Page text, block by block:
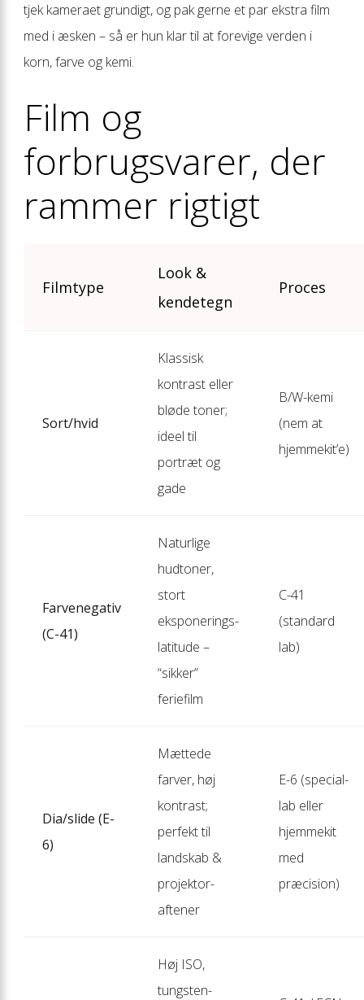
tjek kameraet grundigt, og pak gerne et par ekstra film
med i æsken – så er hun klar til at forevige verden i
korn, farve og kemi.
Film og
forbrugsvarer, der
rammer rigtigt
Filmtype
Look &
kendetegn
Proces
Sort/hvid
Klassisk
kontrast eller
bløde toner;
ideel til
portræt og
gade
B/W-kemi
(nem at
hjemmekit’e)
Farvenegativ
(C-41)
Naturlige
hudtoner,
stort
eksponerings­
latitude –
“sikker”
feriefilm
C-41
(standard
lab)
Dia/slide (E-
6)
Mættede
farver, høj
kontrast;
perfekt til
landskab &
projektor­
aftener
E-6 (special­
lab eller
hjemme­kit
med
præcision)
Høj ISO,
tungsten-